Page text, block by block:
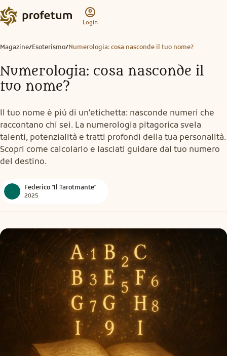
Login
Magazine/Esoterismo/Numerologia: cosa nasconde il tuo nome?
Numerologia: cosa nasconde il
tuo nome?
Il tuo nome è più di un'etichetta: nasconde numeri che
raccontano chi sei. La numerologia pitagorica svela
talenti, potenzialità e tratti profondi della tua personalità.
Scopri come calcolarlo e lasciati guidare dal tuo numero
del destino.
Federico "Il Tarotmante"
2025